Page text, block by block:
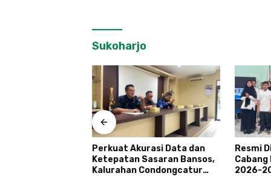
Sukoharjo
Perkuat Akurasi Data dan
Ketepatan Sasaran Bansos,
Kalurahan Condongcatur
Resmi
Cabang
2026-